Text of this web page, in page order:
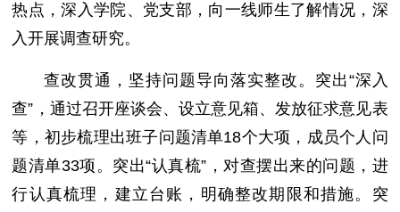
热点，深入学院、党支部，向一线师生了解情况，深
入开展调查研究。
查改贯通，坚持问题导向落实整改。突出“深入
查”，通过召开座谈会、设立意见箱、发放征求意见表
等，初步梳理出班子问题清单18个大项，成员个人问
题清单33项。突出“认真梳”，对查摆出来的问题，进
行认真梳理，建立台账，明确整改期限和措施。突